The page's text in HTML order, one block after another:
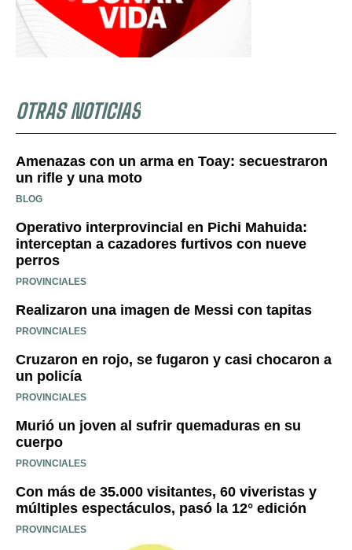
OTRAS NOTICIAS
Amenazas con un arma en Toay: secuestraron
un rifle y una moto
BLOG
Operativo interprovincial en Pichi Mahuida:
interceptan a cazadores furtivos con nueve
perros
PROVINCIALES
Realizaron una imagen de Messi con tapitas
PROVINCIALES
Cruzaron en rojo, se fugaron y casi chocaron a
un policía
PROVINCIALES
Murió un joven al sufrir quemaduras en su
cuerpo
PROVINCIALES
Con más de 35.000 visitantes, 60 viveristas y
múltiples espectáculos, pasó la 12° edición
PROVINCIALES